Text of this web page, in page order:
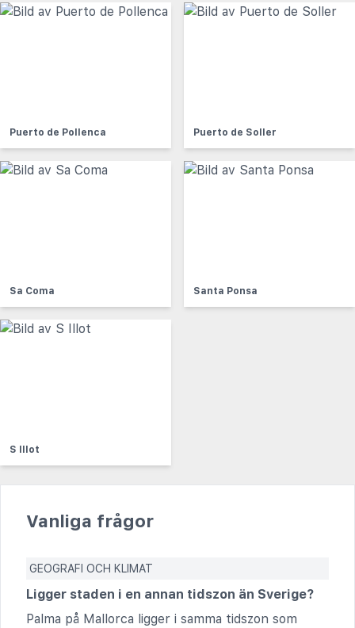
Puerto de Pollenca Puerto de Soller
Sa Coma Santa Ponsa
S Illot
Vanliga frågor
GEOGRAFI OCH KLIMAT
Ligger staden i en annan tidszon än Sverige?
Palma på Mallorca ligger i samma tidszon som